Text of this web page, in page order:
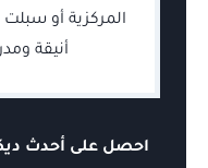
المركزية أو
أنيقة
احصل على أحدث